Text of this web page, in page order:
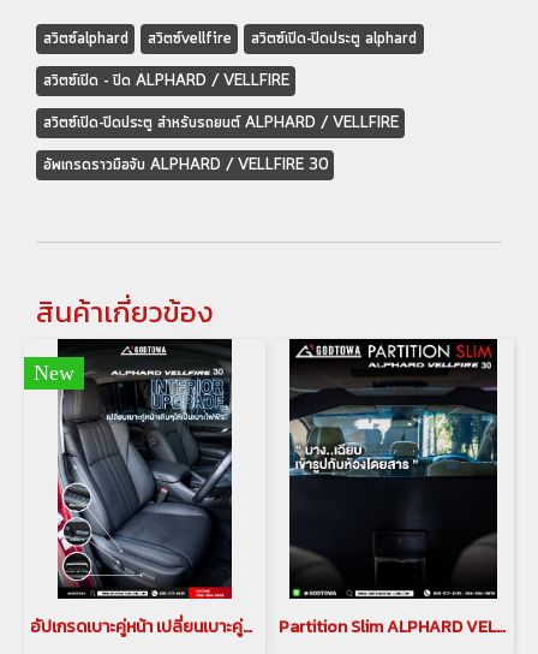
สวิตซ์alphard สวิตซ์vellfire
สวิตซ์เปิด-ปิดประตู alphard
สวิตซ์เปิด - ปิด ALPHARD / VELLFIRE
สวิตซ์เปิด-ปิดประตู สำหรับรถยนต์ ALPHARD / VELLFIRE
อัพเกรดราวมือจับ ALPHARD / VELLFIRE 30
สินค้าเกี่ยวข้อง
New
อัปเกรดเบาะคู่หน้า เปลี่ยนเบาะคู่หน้า ให้เป็นเบาะไฟฟ้า แบบตัวท็อป สำหรับรถ alphard vellfire 30 รุ่นปี 2015-2023 Partition Slim ALPHARD VELLFIRE 30 ฉากกั้นห้องโดยสาร อัลพาร์ด เวลไฟร์ 30